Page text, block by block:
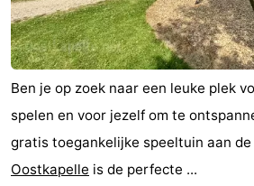
Cadzand
-
Het
Contact
Ben je op zoek naar een leuke plek
spelen en voor jezelf om te
gratis toegankelijke speeltuin aan de
Oostkapelle is de perfecte ...